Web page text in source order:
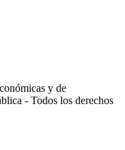
y de
- Todos los derechos